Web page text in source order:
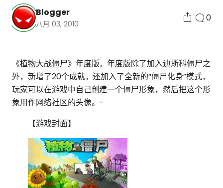
Blogger
八月 03, 2010
0
《植物大战僵尸》年度版，年度版除了加入迪斯科僵尸之
外，新增了20个成就，还加入了全新的“僵尸化身”模式，
玩家可以在游戏中自己创建一个僵尸形象，然后把这个形
象用作网络社区的头像。-
【游戏封面】